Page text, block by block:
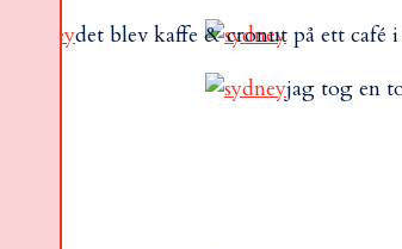
det blev kaffe & cronut på ett café
jag tog en